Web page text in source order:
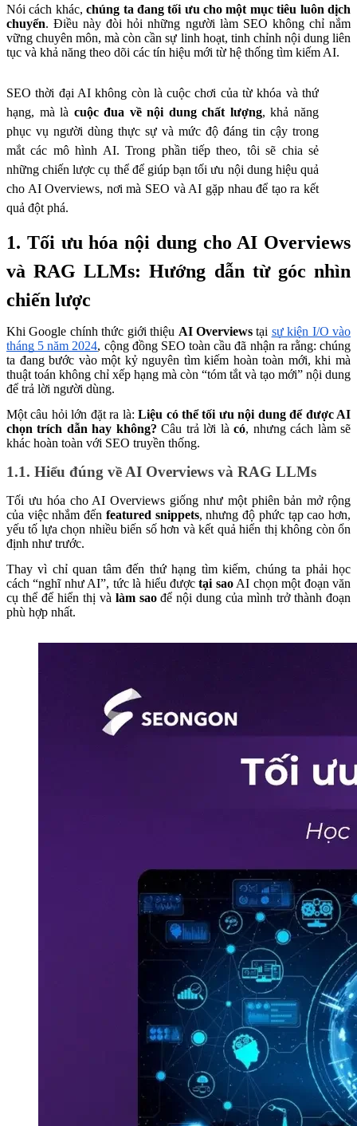
Nói cách khác,chúng ta đang tối ưu cho một mục tiêu luôn dịch
chuyển. Điều này đòi hỏi những người làm SEO không chỉ nắm
vững chuyên môn, mà còn cần sự linh hoạt, tinh chỉnh nội dung liên
tục và khả năng theo dõi các tín hiệu mới từ hệ thống tìm kiếm AI.
SEO thời đại AI không còn là cuộc chơi của từ khóa và thứ
hạng, mà là cuộc đua về nội dung chất lượng, khả năng
phục vụ người dùng thực sự và mức độ đáng tin cậy trong
mắt các mô hình AI. Trong phần tiếp theo, tôi sẽ chia sẻ
những chiến lược cụ thể để giúp bạn tối ưu nội dung hiệu quả
cho AI Overviews, nơi mà SEO và AI gặp nhau để tạo ra kết
quả đột phá.
1. Tối ưu hóa nội dung cho AI Overviews
và RAG LLMs: Hướng dẫn từ góc nhìn
chiến lược
Khi Google chính thức giới thiệu AI Overviewstại sự kiện I/O vào
tháng 5 năm 2024, cộng đồng SEO toàn cầu đã nhận ra rằng: chúng
ta đang bước vào một kỷ nguyên tìm kiếm hoàn toàn mới, khi mà
thuật toán không chỉ xếp hạng mà còn “tóm tắt và tạo mới” nội dung
để trả lời người dùng.
Một câu hỏi lớn đặt ra là:Liệu có thể tối ưu nội dung để được AI
chọn trích dẫn hay không? Câu trả lời làcó, nhưng cách làm sẽ
khác hoàn toàn với SEO truyền thống.
1.1. Hiểu đúng về AI Overviews và RAG LLMs
Tối ưu hóa cho AI Overviews giống như một phiên bản mở rộng
của việc nhắm đến featured snippets, nhưng độ phức tạp cao hơn,
yếu tố lựa chọn nhiều biến số hơn và kết quả hiển thị không còn ổn
định như trước.
Thay vì chỉ quan tâm đến thứ hạng tìm kiếm, chúng ta phải học
cách “nghĩ như AI”, tức là hiểu đượctại saoAI chọn một đoạn văn
cụ thể để hiển thị và làm saođể nội dung của mình trở thành đoạn
phù hợp nhất.